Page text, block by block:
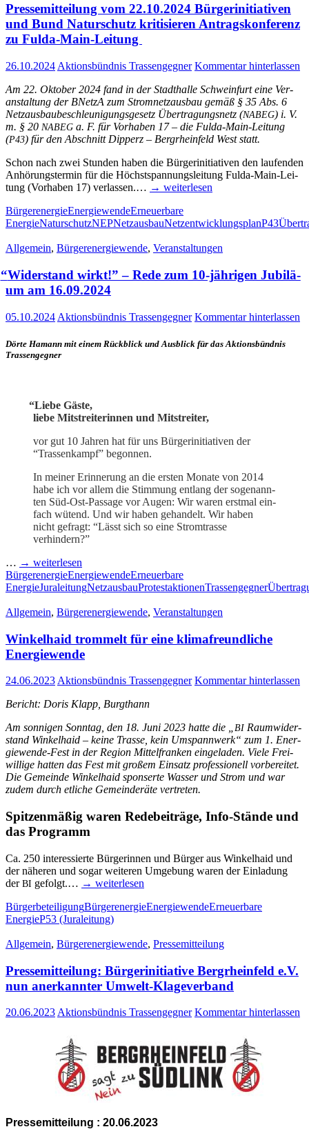
Pres­se­mit­tei­lung vom 22.10.2024 Bür­ger­initia­ti­ven
und Bund Natur­schutz kri­ti­sie­ren Antrags­kon­fe­renz
zu Fulda-Main-Leitung
26.10.2024 Aktionsbündnis Trassengegner Kommentar hinterlassen
Am 22. Okto­ber 2024 fand in der Stadt­hal­le Schwein­furt eine Ver­
an­stal­tung der BNetzA zum Strom­netz­aus­bau gemäß § 35 Abs. 6
Netz­aus­bau­be­schleu­ni­gungs­ge­setz Über­tra­gungs­netz (NABEG) i. V.
m. § 20 NABEG a. F. für Vor­ha­ben 17 – die Ful­­da-Main-Lei­­tung
(P43) für den Abschnitt Dipperz – Berg­rhein­feld West statt.
Schon nach zwei Stun­den haben die Bür­ger­initia­ti­ven den lau­fen­den
Anhö­rungs­ter­min für die Höchst­span­nungs­lei­tung Ful­­da-Main-Lei­­
tung (Vor­ha­ben 17) ver­las­sen.… → wei­ter­le­sen
BürgerenergieEnergiewendeErneuerbare
EnergieNaturschutzNEPNetzausbauNetzentwicklungsplanP43
Allgemein, Bürgerenergiewende, Veranstaltungen
“Wider­stand wirkt!” – Rede zum 10-jäh­ri­gen Jubi­lä­
um am 16.09.2024
05.10.2024 Aktionsbündnis Trassengegner Kommentar hinterlassen
Dör­te Hamann mit einem Rück­blick und Aus­blick für das Akti­ons­bünd­nis
Trassengegner
“Lie­be Gäste,
lie­be Mit­strei­te­rin­nen und Mitstreiter,
vor gut 10 Jah­ren hat für uns Bür­ger­initia­ti­ven der
“Tras­sen­kampf” begonnen.
In mei­ner Erin­ne­rung an die ers­ten Mona­te von 2014
habe ich vor allem die Stim­mung ent­lang der soge­nann­
ten Süd-Ost-Pas­­sa­­ge vor Augen: Wir waren erst­mal ein­
fach wütend. Und wir haben gehan­delt. Wir haben
nicht gefragt: “Lässt sich so eine Strom­tras­se
verhindern?”
… → wei­ter­le­sen
BürgerenergieEnergiewendeErneuerbare
EnergieJuraleitungNetzausbauProtestaktionenTrassengegner
Allgemein, Bürgerenergiewende, Veranstaltungen
Win­kel­haid trom­melt für eine kli­ma­freund­li­che
Energiewende
24.06.2023 Aktionsbündnis Trassengegner Kommentar hinterlassen
Bericht: Doris Klapp, Burgthann
Am son­ni­gen Sonn­tag, den 18. Juni 2023 hat­te die „ BI Raum­wi­der­
stand Win­kel­haid – kei­ne Tras­se, kein Umspann­werk“ zum 1. Ener­­
gie­­wen­­de-Fest in der Regi­on Mit­tel­fran­ken ein­ge­la­den. Vie­le Frei­
wil­li­ge hat­ten das Fest mit gro­ßem Ein­satz pro­fes­sio­nell vor­be­rei­tet.
Die Gemein­de Win­kel­haid spon­ser­te Was­ser und Strom und war
zudem durch etli­che Gemein­de­rä­te vertreten.
Spit­zen­mä­ßig waren Rede­bei­trä­ge, Info-Stän­­de und
das Programm
Ca. 250 inter­es­sier­te Bür­ge­rin­nen und Bür­ger aus Win­kel­haid und
der nähe­ren und sogar wei­te­ren Umge­bung waren der Ein­la­dung
derBI gefolgt.… → wei­ter­le­sen
BürgerbeteiligungBürgerenergieEnergiewendeErneuerbare
EnergieP53 (Juraleitung)
Allgemein, Bürgerenergiewende, Pressemitteilung
Pres­se­mit­tei­lung: Bür­ger­initia­ti­ve Berg­rhein­feld e.V.
nun aner­kann­ter Umwelt-Klageverband
20.06.2023 Aktionsbündnis Trassengegner Kommentar hinterlassen
Pres­se­mit­tei­lung : 20.06.2023